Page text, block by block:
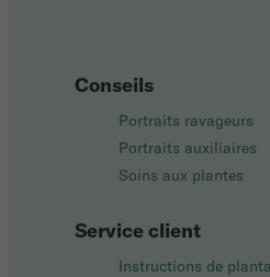
Conseils
Portraits ravageurs
Portraits auxiliaires
Soins aux plantes
Service client
Instructions de